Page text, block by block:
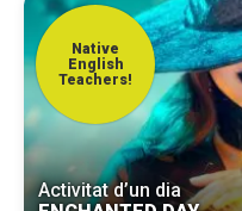
Native
English
Teachers!
Activitat d’un dia